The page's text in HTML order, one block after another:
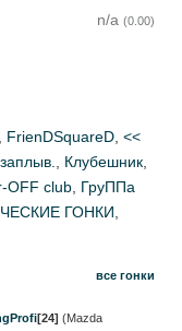
n/a (0.00)
, FrienDSquareD, <<
, Клубешник,
OFF club, ГруППа
ГОНКИ,
все гонки
[24] (Mazda